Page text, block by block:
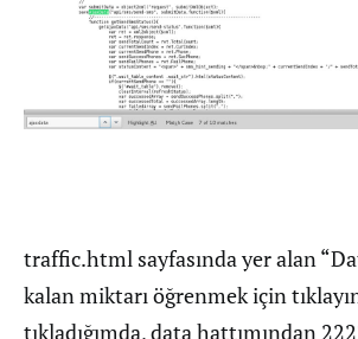
traffic.html sayfasında yer alan
kalan miktarı öğrenmek için
tıkladığımda, data hattımından